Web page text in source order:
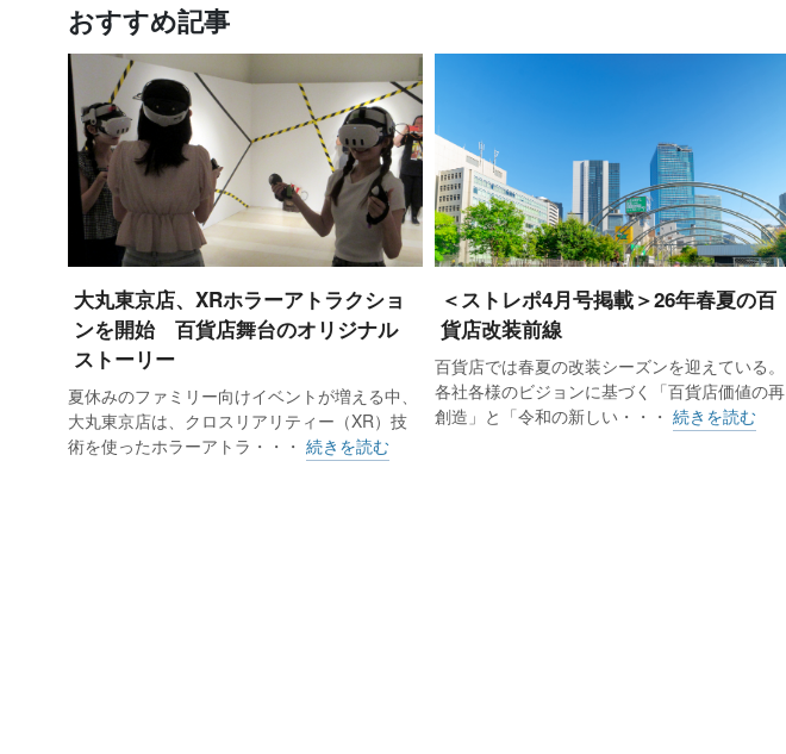
おすすめ記事
大丸東京店、XRホラーアトラクショ
ンを開始 百貨店舞台のオリジナル
ストーリー
夏休みのファミリー向けイベントが増える中、
大丸東京店は、クロスリアリティー（XR）技
術を使ったホラーアトラ・・・ 続きを読む
＜ストレポ4月号掲載＞26年春夏の百
貨店改装前線
百貨店では春夏の改装シーズンを迎えている。
各社各様のビジョンに基づく「百貨店価値の再
創造」と「令和の新しい・・・続きを読む